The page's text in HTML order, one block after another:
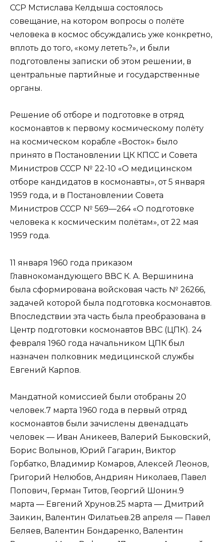
ССР Мстислава Келдыша состоялось
совещание, на котором вопросы о полёте
человека в космос обсуждались уже конкретно,
вплоть до того, «кому лететь?», и были
подготовлены записки об этом решении, в
центральные партийные и государственные
органы.
Решение об отборе и подготовке в отряд
космонавтов к первому космическому полёту
на космическом корабле «Восток» было
принято в Постановлении ЦК КПСС и Совета
Министров СССР № 22-10 «О медицинском
отборе кандидатов в космонавты», от 5 января
1959 года, и в Постановлении Совета
Министров СССР № 569—264 «О подготовке
человека к космическим полётам», от 22 мая
1959 года.
11 января 1960 года приказом
Главнокомандующего ВВС К. А. Вершинина
была сформирована войсковая часть № 26266,
задачей которой была подготовка космонавтов.
Впоследствии эта часть была преобразована в
Центр подготовки космонавтов ВВС (ЦПК). 24
февраля 1960 года начальником ЦПК был
назначен полковник медицинской службы
Евгений Карпов.
Мандатной комиссией были отобраны 20
человек.7 марта 1960 года в первый отряд
космонавтов были зачислены двенадцать
человек — Иван Аникеев, Валерий Быковский,
Борис Волынов, Юрий Гагарин, Виктор
Горбатко, Владимир Комаров, Алексей Леонов,
Григорий Нелюбов, Андриян Николаев, Павел
Попович, Герман Титов, Георгий Шонин.9
марта — Евгений Хрунов.25 марта — Дмитрий
Заикин, Валентин Филатьев.28 апреля — Павел
Беляев, Валентин Бондаренко, Валентин